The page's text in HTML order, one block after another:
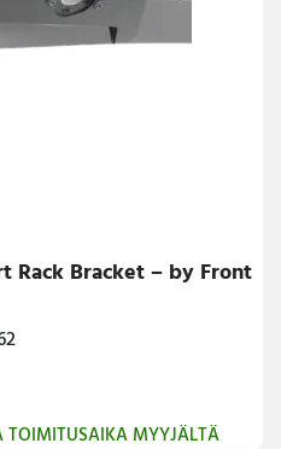
Rack Bracket – by Front
TOIMITUSAIKA MYYJÄLTÄ